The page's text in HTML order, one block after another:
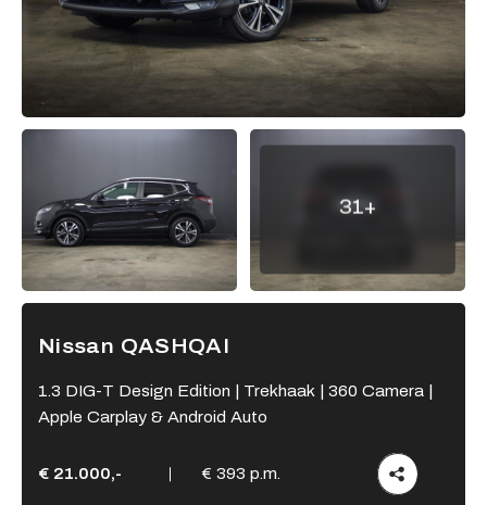
Verkocht
Vacatures
Kamperzeedijk 87-89
8281 PC Genemuiden
Openingstijden showroom
Za
9:00 - 17:00
Openingstijden werkplaats
13:15 - 17:00
31+
Nissan QASHQAI
1.3 DIG-T Design Edition | Trekhaak | 360 Camera |
Apple Carplay & Android Auto
€ 21.000,- € 393 p.m.